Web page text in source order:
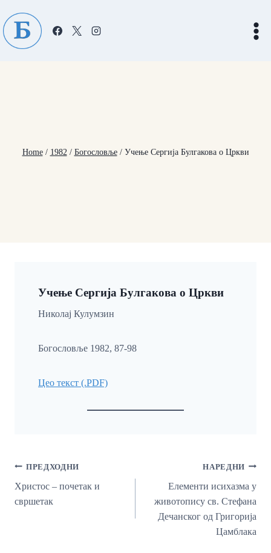
to
content
Home / 1982 / Богословље / Учење Сергија Булгакова о Цркви
Учење Сергија Булгакова о Цркви
Николај Кулумзин
Богословље 1982, 87-98
Цео текст (.PDF)
Кретање
ПРЕДХОДНИ
Христос – почетак и
свршетак
НАРЕДНИ
Елементи исихазма у
животопису св. Стефана
Дечанског од Григорија
Цамблака